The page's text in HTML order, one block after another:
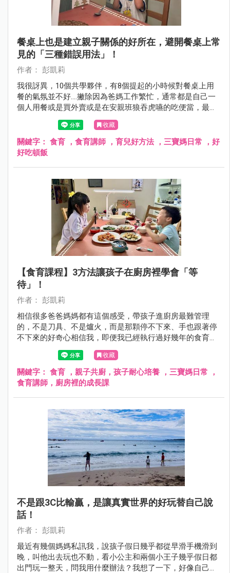
餐桌上也是建立親子關係的好所在，避開餐桌上常
見的「三種錯誤用法」！
作者： 彭凱莉
我很訝異，10個共學夥伴，有8個提起的小時候對餐桌上用
餐的氣氛並不好....撇除因為爸媽工作繁忙，通常都是自己一
個人用餐或是買外賣或是在安親班狼吞虎嚥的吃便當，最多
人說的是「爸嗎很喜歡在吃飯時檢討考試和表現狀況⋯⋯」
收藏
關鍵字： 食育 ，食育講師 ，育兒好方法 ，三寶媽日常 ，好
好吃頓飯
【食育課程】3方法讓孩子在廚房裡學會「等
待」！
作者： 彭凱莉
相信很多爸爸媽媽都有這個感受，帶孩子進廚房最難管理
的，不是刀具、不是爐火，而是那顆停不下來、手也跟著停
不下來的好奇心相信我，即便我已經執行過好幾年的食育課
程，但這顆好奇心也還是會讓我忍不住倒吸一口氣但我想說
的是，對孩子而言這不是壞事，而是學習的機會～
收藏
關鍵字： 食育 ，親子共廚，孩子耐心培養 ，三寶媽日常 ，
食育講師，廚房裡的成長課
不是跟3C比輸贏，是讓真實世界的好玩替自己說
話！
作者： 彭凱莉
最近有幾個媽媽私訊我，說孩子假日幾乎都從早滑手機滑到
晚，叫他出去玩也不動，看小公主和兩個小王子幾乎假日都
出門玩一整天，問我用什麼辦法？我想了一下，好像自己也